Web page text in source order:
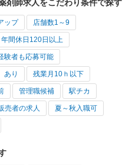
剤師求人をこだわり条件で探す
ップ 店舗数1～9
年間休日120日以上
験者も応募可能
あり 残業月10ｈ以下
管理職候補 駅チカ
売者の求人 夏～秋入職可